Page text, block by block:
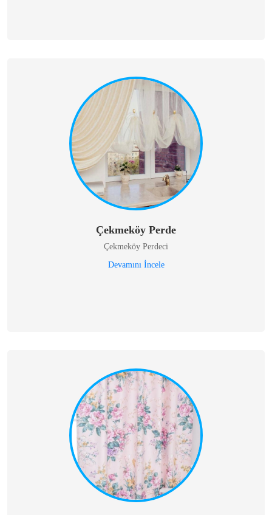
Çekmeköy Perde
Çekmeköy Perdeci
Devamını İncele